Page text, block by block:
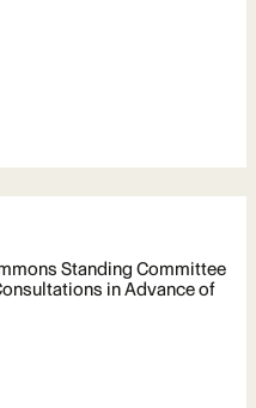
Standing Committee
in Advance of